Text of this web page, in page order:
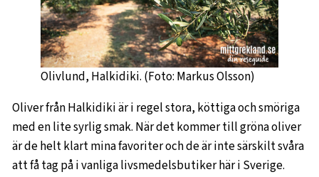
Olivlund, Halkidiki. (Foto: Markus Olsson)
Oliver från Halkidiki är i regel stora, köttiga och smöriga
med en lite syrlig smak. När det kommer till gröna oliver
är de helt klart mina favoriter och de är inte särskilt svåra
att få tag på i vanliga livsmedelsbutiker här i Sverige.